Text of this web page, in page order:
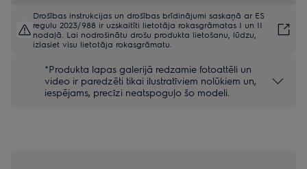
Drošības instrukcijas un drošības brīdinājumi saskaņā ar ES
regulu 2023/988 ir uzskaitīti lietotāja rokasgrāmatas I un II
nodaļā. Lai nodrošinātu drošu produkta lietošanu, lūdzu,
izlasiet visu lietotāja rokasgrāmatu.
*Produkta lapas galerijā redzamie fotoattēli un
video ir paredzēti tikai ilustratīviem nolūkiem un,
iespējams, precīzi neatspoguļo šo modeli.